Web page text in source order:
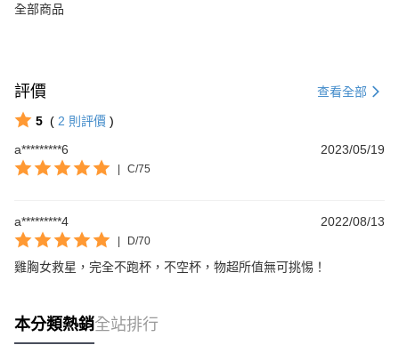
全部商品
評價 查看全部
5 ( 2 則評價 )
a*********6
2023/05/19
C/75
a*********4 2022/08/13
D/70
雞胸女救星，完全不跑杯，不空杯，物超所值無可挑惕！
本分類熱銷全站排行